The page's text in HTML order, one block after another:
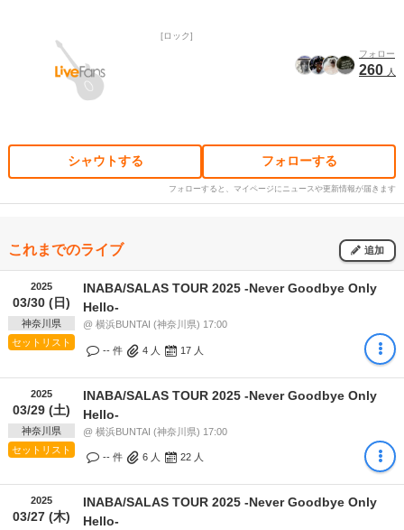
ロック
フォロー
260 人
シャウトする フォローする
フォローすると、マイページにニュースや更新情報が届きます
これまでのライブ 追加
2025
03/30 (日)
神奈川県
セットリスト
INABA/SALAS TOUR 2025 -Never Goodbye Only
Hello-
@ 横浜BUNTAI (神奈川県) 17:00
-- 件 4 人 17 人
2025
03/29 (土)
神奈川県
セットリスト
INABA/SALAS TOUR 2025 -Never Goodbye Only
Hello-
@ 横浜BUNTAI (神奈川県) 17:00
-- 件 6 人 22 人
2025
03/27 (木)
INABA/SALAS TOUR 2025 -Never Goodbye Only
Hello-